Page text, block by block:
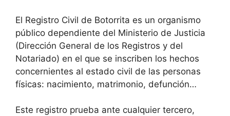
El Registro Civil de Botorrita es un organismo
público dependiente del Ministerio de Justicia
(Dirección General de los Registros y del
Notariado) en el que se inscriben los hechos
concernientes al estado civil de las personas
físicas: nacimiento, matrimonio, defunción…
Este registro prueba ante cualquier tercero,